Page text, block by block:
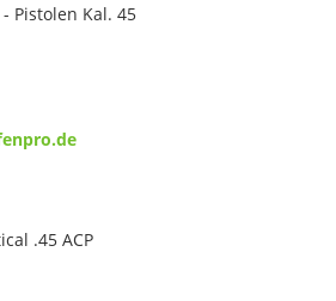
Pistolen Kal. 45
.45 ACP